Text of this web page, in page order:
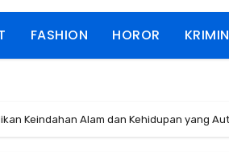
FASHION HOROR
Keindahan Alam dan Kehidupan yang